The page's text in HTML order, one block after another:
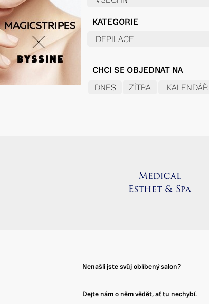
KATEGORIE
CHCI SE OBJEDNAT NA
DNES
ZÍTRA KALENDÁŘ
Nenašli jste svůj oblíbený salon?
Dejte nám o něm vědět, ať tu nechybí.